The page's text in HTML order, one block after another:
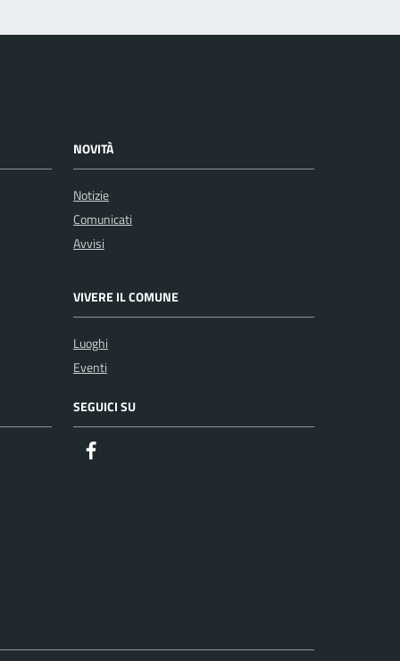
NOVITÀ
Notizie
Comunicati
Avvisi
VIVERE IL COMUNE
Luoghi
Eventi
SEGUICI SU